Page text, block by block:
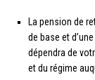
La pension de
de base et
dépendra de
et du régime